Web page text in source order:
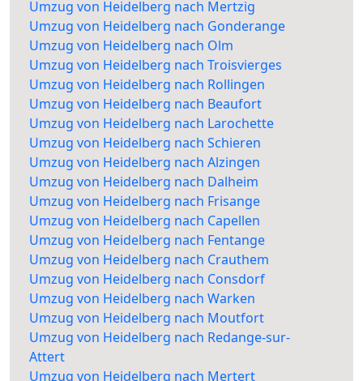
Umzug von Heidelberg nach Mertzig
Umzug von Heidelberg nach Gonderange
Umzug von Heidelberg nach Olm
Umzug von Heidelberg nach Troisvierges
Umzug von Heidelberg nach Rollingen
Umzug von Heidelberg nach Beaufort
Umzug von Heidelberg nach Larochette
Umzug von Heidelberg nach Schieren
Umzug von Heidelberg nach Alzingen
Umzug von Heidelberg nach Dalheim
Umzug von Heidelberg nach Frisange
Umzug von Heidelberg nach Capellen
Umzug von Heidelberg nach Fentange
Umzug von Heidelberg nach Crauthem
Umzug von Heidelberg nach Consdorf
Umzug von Heidelberg nach Warken
Umzug von Heidelberg nach Moutfort
Umzug von Heidelberg nach Redange-sur-
Attert
Umzug von Heidelberg nach Mertert